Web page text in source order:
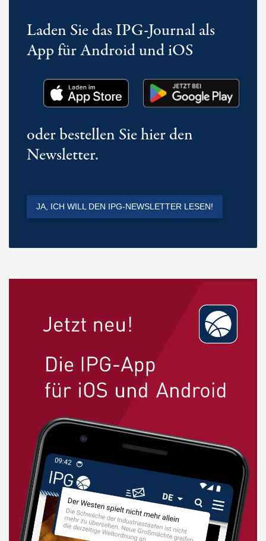
Laden Sie das IPG-Journal als
App für Android und iOS
oder bestellen Sie hier den
Newsletter.
JA, ICH WILL DEN IPG-NEWSLETTER LESEN!